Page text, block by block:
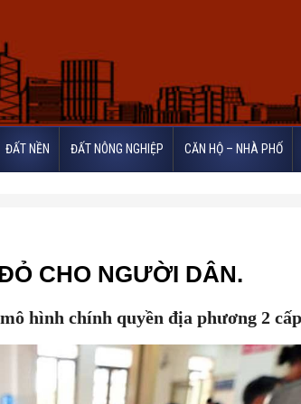
ĐẤT NỀN ĐẤT NÔNG NGHIỆP CĂN HỘ – NHÀ PHỐ
CHO NGƯỜI DÂN.
hình chính quyền địa phương 2